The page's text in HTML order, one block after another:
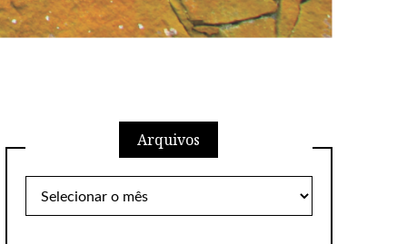
Arquivos
Arquivos